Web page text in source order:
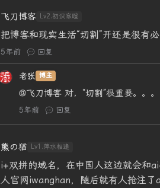
飞刀博客 Lv2.初识寒暄
把博客和现实生活“切割”开还是很有
5年前 回复
老张 博主
@飞刀博客 对，“切割”很重要。。。
5年前 回复
熊の猫 Lv1.萍水相逢
i+双拼的域名，在中国人这边就会和
人官网iwanghan，随后就有人抢注